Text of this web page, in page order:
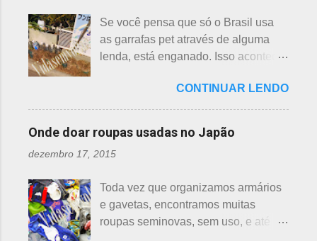
aranha suspensa por um fio de seda
da teia. A aranha fez Sei lembrar da
mãe - pequena e indefesa - e
imediatamente levou a cobra para
bem longe com seu ancinho. A
percebeu, pois além da aranha ser
pequena, ele havia...
hasu, em japonês. Basta dar uma
olhada nas flores para perceber as
grandes diferenças e, para isso, vou
flores de lotus são grandes, que
brotam de hastes compridas e em
apenas 3 cores, branca, creme e
largas e cor única: verde. As folhas
crescem para o alto, em hastes
longas. As raízes são comestíveis,
produzindo o renkon. Detalhei sobre
Se você pensa que só o Brasil usa
as garrafas pet através de alguma
lenda, está enganado. Isso acontece
inclusive no Japão. Este assunto é
mais uma das postagens que estava
em rascunho por alguns anos, desde
que passei por estas casas e
descobri pra que serviam essas
acabou esquecido, até que postei
sobre esses baldes de água
dispostos em alguns bairros de
CONTINUAR LENDO
Onde doar roupas usadas no Japão
dezembro 17, 2015
Toda vez que organizamos armários
e gavetas, encontramos muitas
roupas seminovas, sem uso, e até